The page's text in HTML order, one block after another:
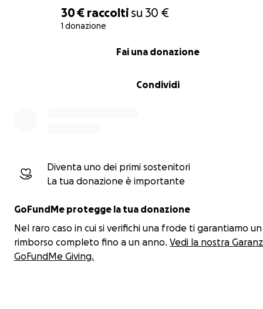
30 € raccolti su 30 €
1 donazione
Condividi
Fai una donazione
Diventa uno dei primi sostenitori
La tua donazione è importante
GoFundMe protegge la tua donazione
Nel raro caso in cui si verifichi una frode ti garantiamo un
rimborso completo fino a un anno. Vedi la nostra
GoFundMe Giving.